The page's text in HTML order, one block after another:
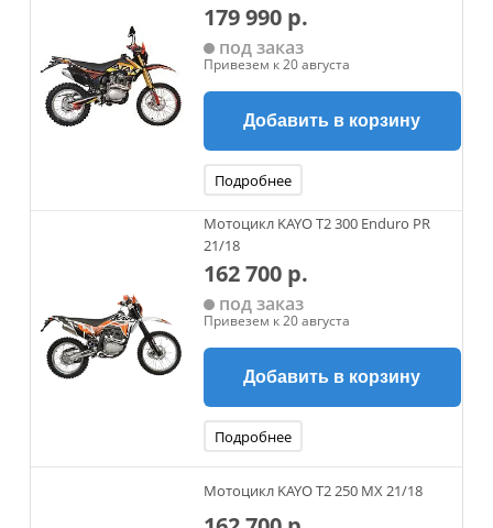
179 990 р.
под заказ
Привезем к 20 августа
Добавить в корзину
Подробнее
Мотоцикл KAYO T2 300 Enduro PR
21/18
162 700 р.
под заказ
Привезем к 20 августа
Добавить в корзину
Подробнее
Мотоцикл KAYO T2 250 MX 21/18